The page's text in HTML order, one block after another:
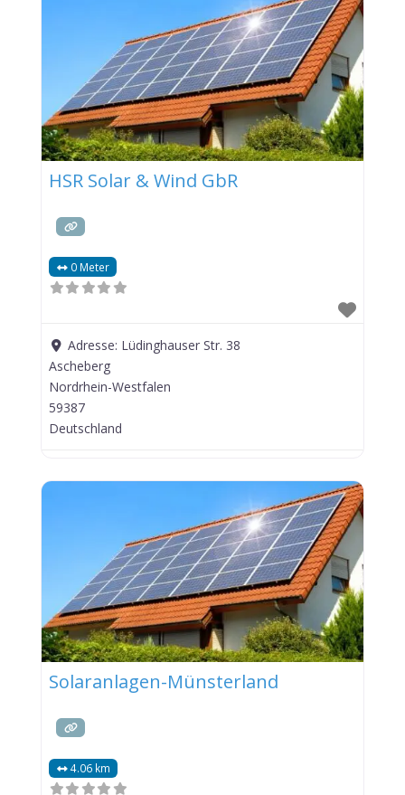
HSR Solar & Wind GbR
0 Meter
Adresse: Lüdinghauser Str. 38
Ascheberg
Nordrhein-Westfalen
59387
Deutschland
Solaranlagen-Münsterland
4.06 km